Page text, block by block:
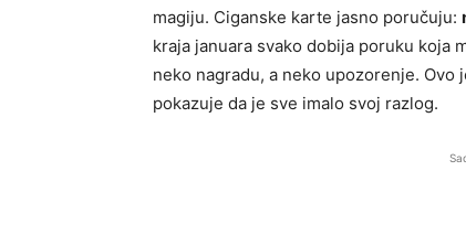
magiju. Ciganske karte jasno poručuju:
kraja januara svako dobija poruku koja
neko nagradu, a neko upozorenje.
pokazuje da je sve imalo svoj razlog.